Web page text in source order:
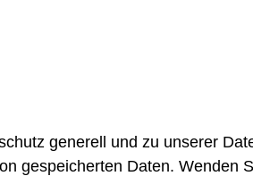
generell und zu unserer
gespeicherten Daten. Wenden